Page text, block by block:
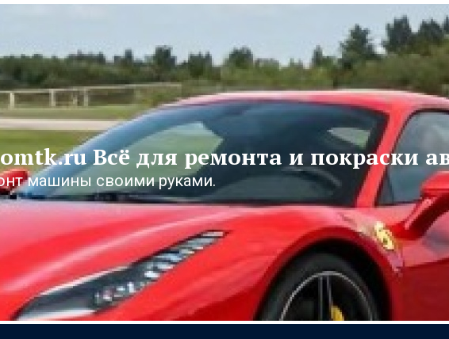
Всё для ремонта и покраски
машины своими руками.